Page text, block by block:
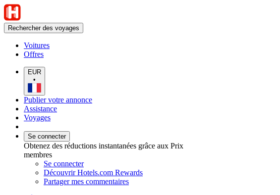
Rechercher des voyages
Voitures
Offres
EUR
•
Publier votre annonce
Assistance
Voyages
Se connecter
Obtenez des réductions instantanées grâce aux Prix
membres
Se connecter
Découvrir Hotels.com Rewards
Partager mes commentaires